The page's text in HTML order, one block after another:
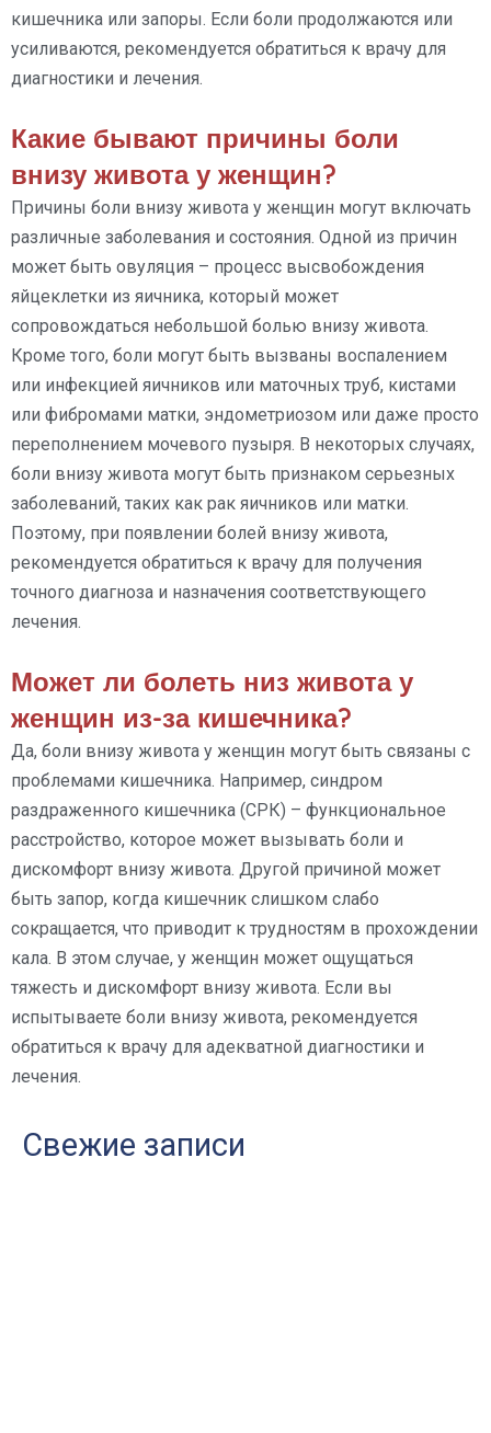
кишечника или запоры. Если боли продолжаются или
усиливаются, рекомендуется обратиться к врачу для
диагностики и лечения.
Какие бывают причины боли
внизу живота у женщин?
Причины боли внизу живота у женщин могут включать
различные заболевания и состояния. Одной из причин
может быть овуляция – процесс высвобождения
яйцеклетки из яичника, который может
сопровождаться небольшой болью внизу живота.
Кроме того, боли могут быть вызваны воспалением
или инфекцией яичников или маточных труб, кистами
или фибромами матки, эндометриозом или даже просто
переполнением мочевого пузыря. В некоторых случаях,
боли внизу живота могут быть признаком серьезных
заболеваний, таких как рак яичников или матки.
Поэтому, при появлении болей внизу живота,
рекомендуется обратиться к врачу для получения
точного диагноза и назначения соответствующего
лечения.
Может ли болеть низ живота у
женщин из-за кишечника?
Да, боли внизу живота у женщин могут быть связаны с
проблемами кишечника. Например, синдром
раздраженного кишечника (СРК) – функциональное
расстройство, которое может вызывать боли и
дискомфорт внизу живота. Другой причиной может
быть запор, когда кишечник слишком слабо
сокращается, что приводит к трудностям в прохождении
кала. В этом случае, у женщин может ощущаться
тяжесть и дискомфорт внизу живота. Если вы
испытываете боли внизу живота, рекомендуется
обратиться к врачу для адекватной диагностики и
лечения.
Свежие записи